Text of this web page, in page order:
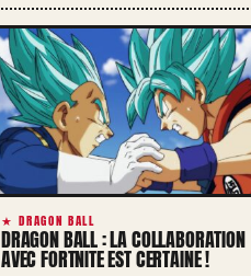
★ DRAGON BALL
DRAGON BALL : LA COLLABORATION
AVEC FORTNITE EST CERTAINE !